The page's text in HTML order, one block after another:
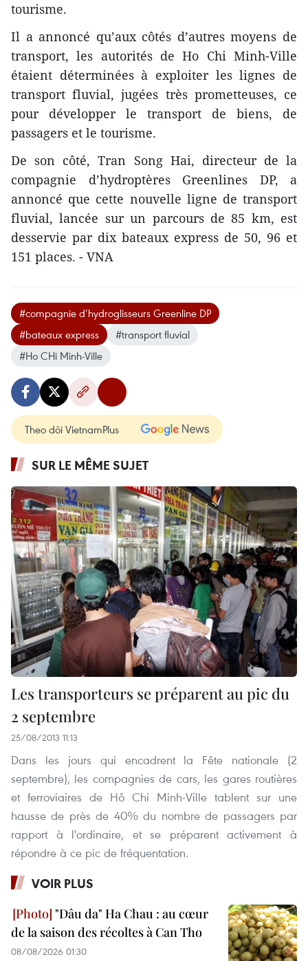
tourisme.
Il a annoncé qu’aux côtés d’autres moyens de
transport, les autorités de Ho Chi Minh-Ville
étaient déterminées à exploiter les lignes de
transport fluvial, jugées très prometteuses, ce
pour développer le transport de biens, de
passagers et le tourisme.
De son côté, Tran Song Hai, directeur de la
compagnie d’hydroptères Greenlines DP, a
annoncé que cette nouvelle ligne de transport
fluvial, lancée sur un parcours de 85 km, est
desservie par dix bateaux express de 50, 96 et
151 places. - VNA
#compagnie d’hydroglisseurs Greenline DP
#bateaux express
#transport fluvial
#Ho CHi Minh-Ville
Theo dõi VietnamPlus
SUR LE MÊME SUJET
Les transporteurs se préparent au pic du
2 septembre
25/08/2013 11:13
Dans les jours qui encadrent la Fête nationale (2
septembre), les compagnies de cars, les gares routières
et ferroviaires de Hô Chi Minh-Ville tablent sur une
hausse de près de 40% du nombre de passagers par
rapport à l'ordinaire, et se préparent activement à
répondre à ce pic de fréquentation.
VOIR PLUS
"Dâu da" Ha Chau : au cœur
de la saison des récoltes à Can Tho
08/08/2026 01:30